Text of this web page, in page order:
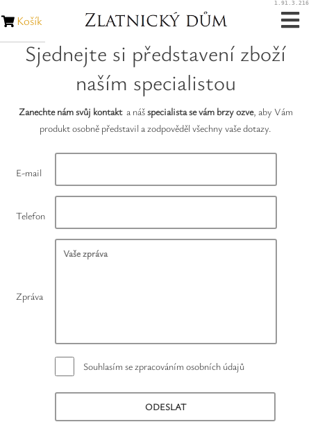
Zásnubní prsteny
Snubní prsteny
Zakázková výroba
Opravy hodinek
Diamanty
GLI oceňování
Košík
1.91.3.216
Sjednejte si představení zboží
naším specialistou
Zanechte nám svůj kontakt a nášspecialista se vám brzy ozve, aby Vám
produkt osobně představil a zodpověděl všechny vaše dotazy.
E-mail
Telefon
Zpráva
Souhlasím se zpracováním osobních údajů